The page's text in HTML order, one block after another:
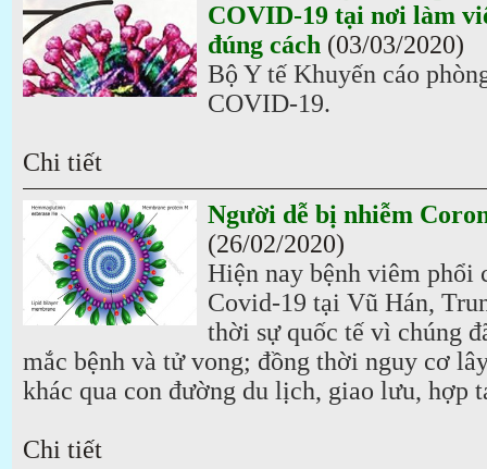
COVID-19 tại nơi làm
đúng cách (03/03/2020)
Bộ Y tế Khuyến cáo
COVID-19.
Chi tiết
Người dễ bị nhiễm
(26/02/2020)
Hiện nay bệnh viêm phổi
Covid-19 tại Vũ Hán,
thời sự quốc tế vì chúng
mắc bệnh và tử vong; đồng thời nguy cơ
khác qua con đường du lịch, giao lưu, hợp
Chi tiết